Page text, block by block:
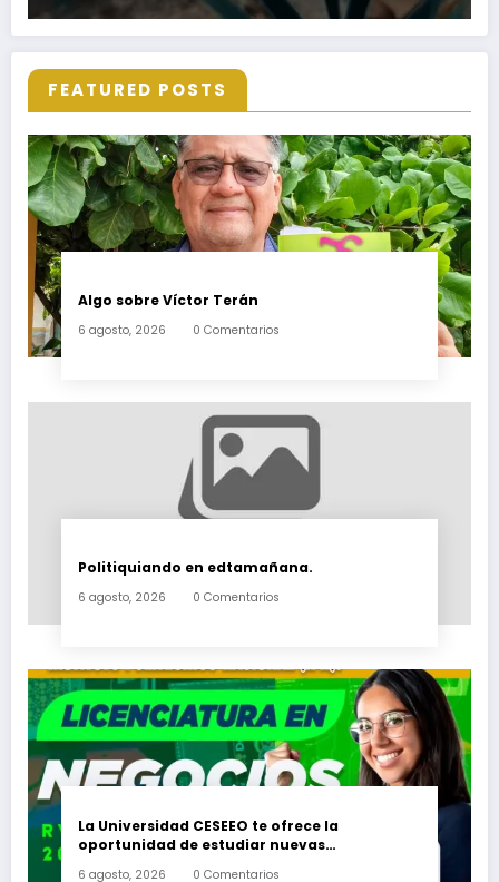
FEATURED POSTS
Algo sobre Víctor Terán
6 agosto, 2026 0 Comentarios
Politiquiando en edtamañana.
6 agosto, 2026 0 Comentarios
La Universidad CESEEO te ofrece la
oportunidad de estudiar nuevas
6 agosto, 2026 0 Comentarios